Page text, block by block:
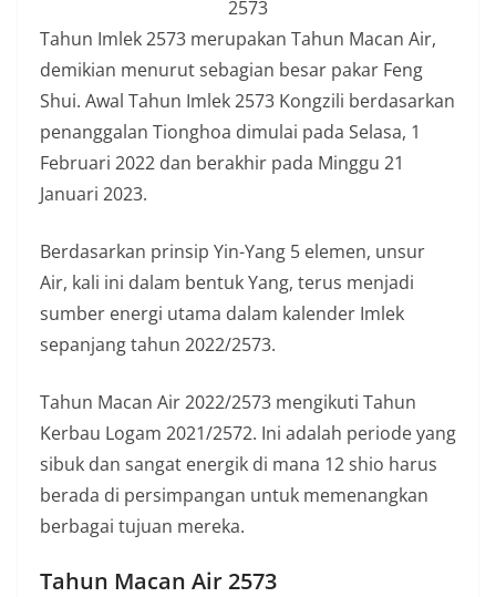
o
a
x
Tahun Imlek 2573 merupakan Tahun Macan Air,
demikian menurut sebagian besar pakar Feng
Shui. Awal Tahun Imlek 2573 Kongzili berdasarkan
penanggalan Tionghoa dimulai pada Selasa, 1
Februari 2022 dan berakhir pada Minggu 21
Januari 2023.
Berdasarkan prinsip Yin-Yang 5 elemen, unsur
Air, kali ini dalam bentuk Yang, terus menjadi
sumber energi utama dalam kalender Imlek
sepanjang tahun 2022/2573.
Tahun Macan Air 2022/2573 mengikuti Tahun
Kerbau Logam 2021/2572. Ini adalah periode yang
sibuk dan sangat energik di mana 12 shio harus
berada di persimpangan untuk memenangkan
berbagai tujuan mereka.
Tahun Macan Air 2573